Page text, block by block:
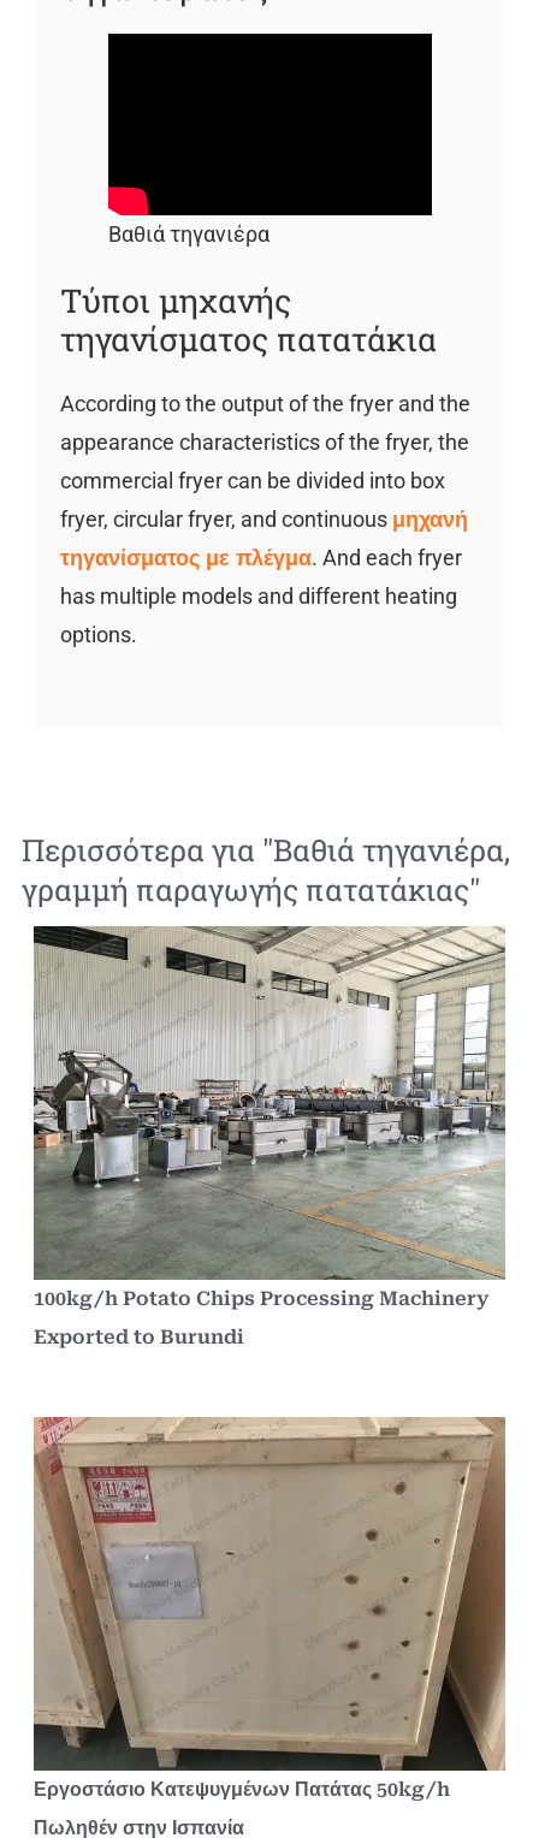
Βαθιά τηγανιέρα
Τύποι μηχανής
τηγανίσματος πατατάκια
According to the output of the fryer and the
appearance characteristics of the fryer, the
commercial fryer can be divided into box
fryer, circular fryer, and continuous μηχανή
τηγανίσματος με πλέγμα. And each fryer
has multiple models and different heating
options.
Περισσότερα για "Βαθιά τηγανιέρα,
γραμμή παραγωγής πατατάκιας"
100kg/h Potato Chips Processing Machinery
Exported to Burundi
Εργοστάσιο Κατεψυγμένων Πατάτας 50kg/h
Πωληθέν στην Ισπανία